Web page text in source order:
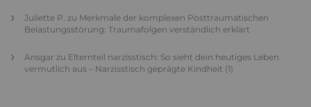
Juliette P. zu Merkmale der komplexen Posttraumatischen
Belastungsstörung: Traumafolgen verständlich erklärt
Ansgar zu Elternteil narzisstisch: So sieht dein heutiges Leben
vermutlich aus – Narzisstisch geprägte Kindheit (1)